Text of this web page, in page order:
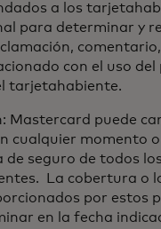
a los
para determinar y
con el uso
tarjetahabiente.
Mastercard puede
cualquier momento
de seguro de todos los
La cobertura o
por estos
en la fecha